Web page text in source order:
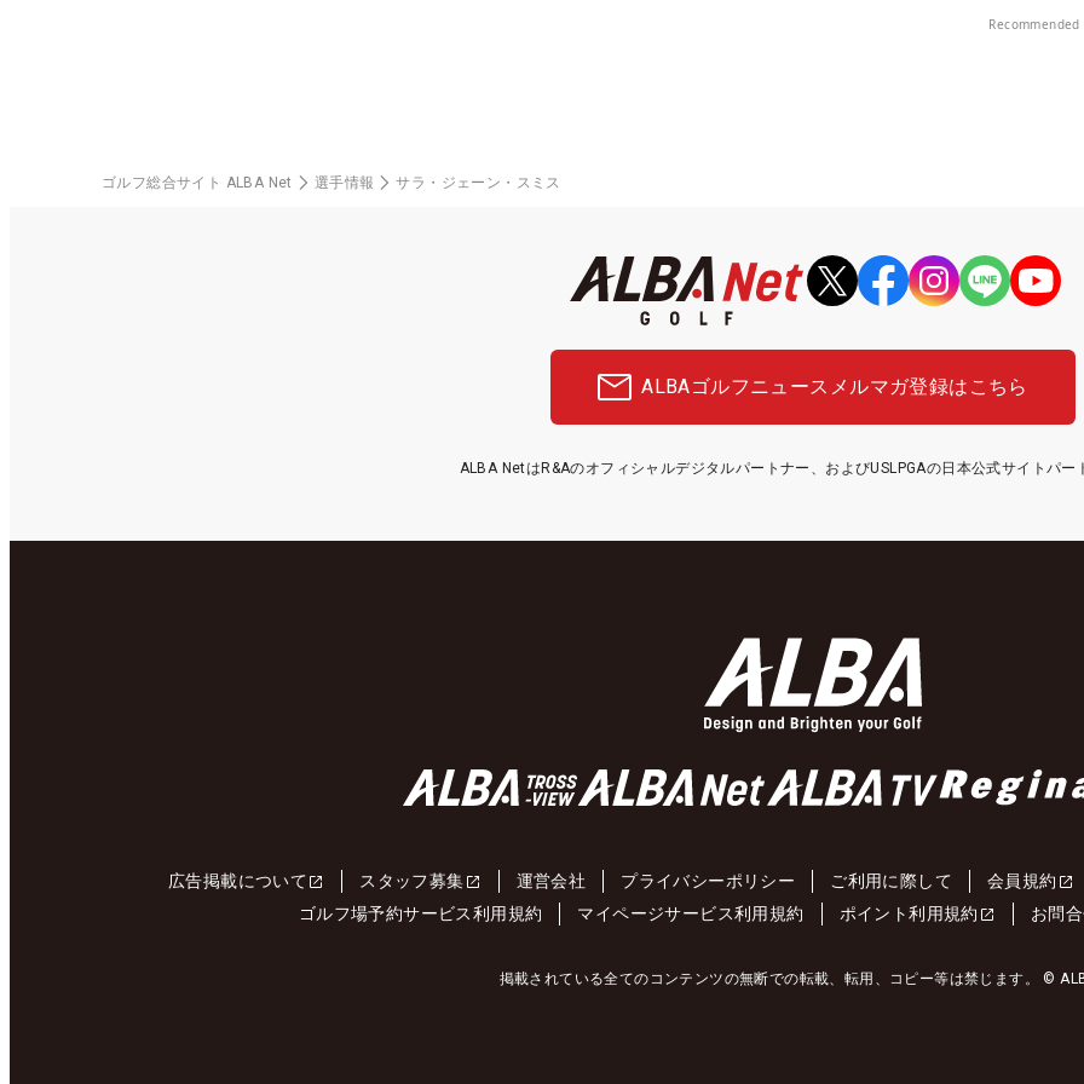
Recommended
ゴルフ総合サイト ALBA Net 選手情報 サラ・ジェーン・スミス
ALBAゴルフニュース メルマガ登録はこちら
ALBA NetはR&Aのオフィシャルデジタルパートナー、およびUSLPGAの日本公式サイトパー
広告掲載について スタッフ募集 運営会社 プライバシーポリシー ご利用に際して 会員規約
ゴルフ場予約サービス利用規約
マイページサービス利用規約 ポイント利用規約 お問
掲載されている全てのコンテンツの無断での転載、転用、コピー等は禁じます。 ©